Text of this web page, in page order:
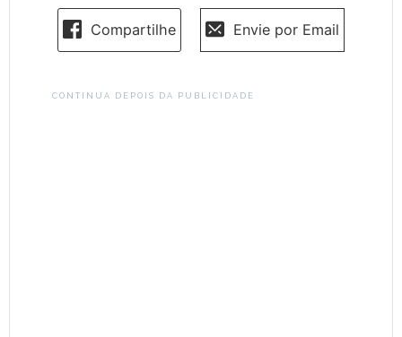
Compartilhe Envie por Email
CONTINUA DEPOIS DA PUBLICIDADE